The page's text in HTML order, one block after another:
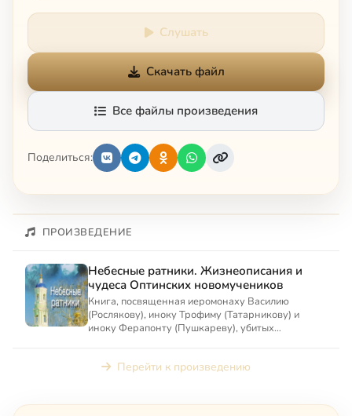
Слушать
Скачать файл
Все файлы произведения
Поделиться:
ПРОИЗВЕДЕНИЕ
Небесные ратники. Жизнеописания и
чудеса Оптинских новомучеников
Книга, посвященная иеромонаху Василию
(Рослякову), иноку Трофиму (Татарникову) и
иноку Ферапонту (Пушкареву), убитых
Перейти к произведению